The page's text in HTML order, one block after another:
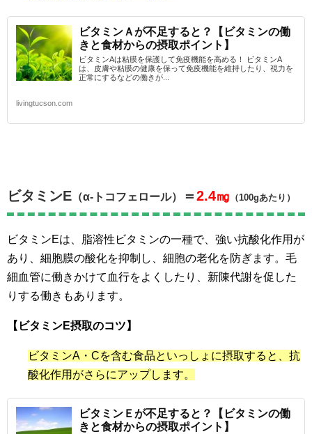
ビタミンＡが不足すると？【ビタミンの働
きと食材からの摂取ポイント】
ビタミンAは粘膜を保護して免疫機能を高める！ ビタミンA
は、皮膚や粘膜の健康を保って免疫機能を維持したり、視力を
正常にするなどの働きが...
livingtucson.com
ビタミンE （α-トコフェロール） ＝2.4㎎ （100gあたり）
ビタミンEは、脂溶性ビタミンの一種で、強い抗酸化作用が
あり、細胞膜の酸化を抑制し、細胞の老化を防ぎます。毛
細血管に働きかけて血行をよくしたり、新陳代謝を促した
りする働きもあります。
【ビタミンE摂取のコツ】
ビタミンA・Cを含む食品といっしょに摂取すると、抗
酸化作用がさらにアップします。
ビタミンＥが不足すると？【ビタミンの働
きと食材からの摂取ポイント】